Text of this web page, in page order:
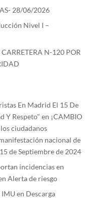
28/06/2026
Nivel I –
N-120 POR
En Madrid El 15 De
Y Respeto" en ¡CAMBIO
ciudadanos
nacional de
de Septiembre de 2024
incidencias en
Alerta de riesgo
IMU en Descarga